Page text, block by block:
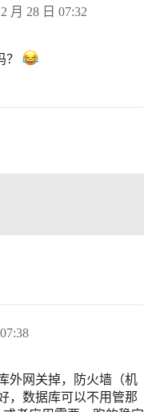
月 28 日 07:32
？
外网关掉，防火墙（机
，数据库可以不用管那